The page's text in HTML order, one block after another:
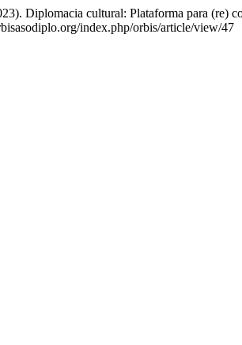
Diplomacia cultural: Plataforma para (re)
index.php/orbis/article/view/47